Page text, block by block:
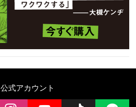
公式アカウント